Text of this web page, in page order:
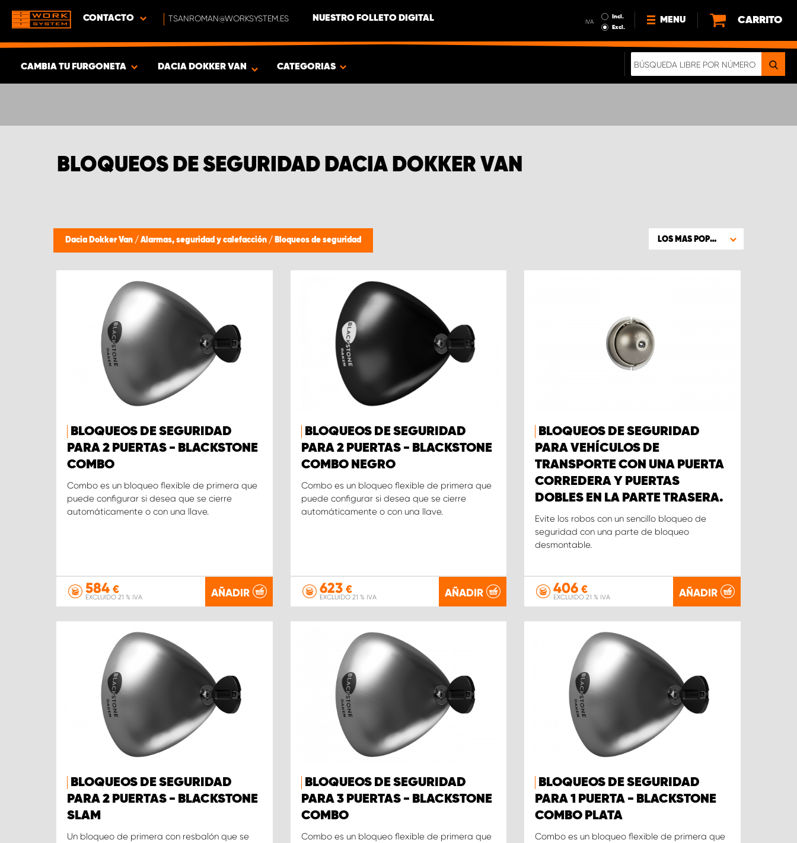
CONTACTO TSANROMAN@WORKSYSTEM.ES NUESTRO FOLLETO DIGITAL IVA
Incl.
Excl.
MENU
NOTICIAS
CARRITO
CAMBIA TU FURGONETA
PRODUCTOS
DACIA DOKKER VAN CATEGORIAS
BLOQUEOS DE SEGURIDAD DACIA DOKKER VAN
Dacia Dokker Van / Alarmas, seguridad y calefacción / Bloqueos de seguridad LOS MAS POPULARES
BLOQUEOS DE SEGURIDAD
PARA 2 PUERTAS - BLACKSTONE
COMBO
Combo es un bloqueo flexible de primera que
puede configurar si desea que se cierre
automáticamente o con una llave.
584 €
EXCLUIDO 21 % IVA AÑADIR
BLOQUEOS DE SEGURIDAD
PARA 2 PUERTAS - BLACKSTONE
COMBO NEGRO
Combo es un bloqueo flexible de primera que
puede configurar si desea que se cierre
automáticamente o con una llave.
623€
EXCLUIDO 21 % IVA AÑADIR
BLOQUEOS DE SEGURIDAD
PARA VEHÍCULOS DE
TRANSPORTE CON UNA PUERTA
CORREDERA Y PUERTAS
DOBLES EN LA PARTE TRASERA.
Evite los robos con un sencillo bloqueo de
seguridad con una parte de bloqueo
desmontable.
406 €
EXCLUIDO 21 % IVA AÑADIR
BLOQUEOS DE SEGURIDAD
PARA 2 PUERTAS - BLACKSTONE
SLAM
Un bloqueo de primera con resbalón que se
BLOQUEOS DE SEGURIDAD
PARA 3 PUERTAS - BLACKSTONE
COMBO
Combo es un bloqueo flexible de primera que
BLOQUEOS DE SEGURIDAD
PARA 1 PUERTA - BLACKSTONE
COMBO PLATA
Combo es un bloqueo flexible de primera que